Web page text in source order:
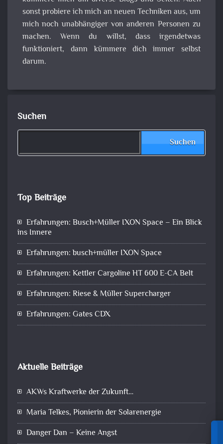
sonst probiere ich mich an neuen Techniken aus, um
mich noch unabhängiger von anderen Personen zu
machen. Wenn du willst, dass irgendetwas
funktioniert, dann kümmere dich immer selbst
darum.
Suchen
Suchen
Top Beiträge
Erfahrungen: Busch+Müller IXON Space – Ein Blick
ins Innere
Erfahrungen: busch+müller IXON Space
Erfahrungen: Kettler Cargoline HT 600 E-CA Belt
Erfahrungen: Riese & Müller Supercharger
Erfahrungen: Gates CDX
Aktuelle Beiträge
AKWs Kraftwerke der Zukunft…
Maria Telkes, Pionierin der Solarenergie
Danger Dan – Keine Angst